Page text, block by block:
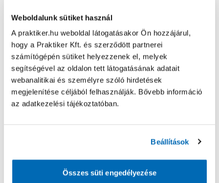
Weboldalunk sütiket használ
A praktiker.hu weboldal látogatásakor Ön hozzájárul,
hogy a Praktiker Kft. és szerződött partnerei
számítógépén sütiket helyezzenek el, melyek
segítségével az oldalon tett látogatásának adatait
webanalitikai és személyre szóló hirdetések
megjelenítése céljából felhasználják. Bővebb információ
az adatkezelési tájékoztatóban.
Beállítások
Összes süti engedélyezése
Oldal újratöltése